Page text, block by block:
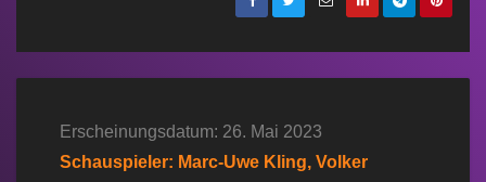
Erscheinungsdatum: 26. Mai 2023
Schauspieler: Marc-Uwe Kling, Volker